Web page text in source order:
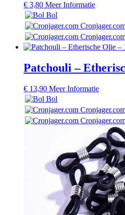
€ 3,80 Meer Informatie
Bol
Patchouli –
€ 13,90 Meer Informatie
Bol